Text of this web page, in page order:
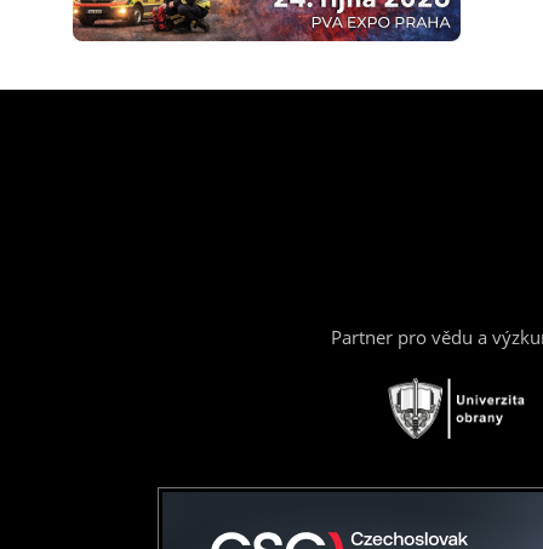
Partner pro vědu a